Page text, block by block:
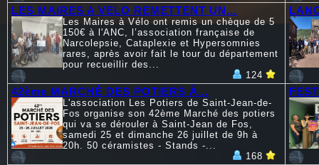
LES MAIRES A VELO REMETTENT UN...
Les Maires à Vélo ont remis un chèque de 5
150€ à l'ANC, l’association française de
Narcolepsie, Cataplexie et Hypersomnies
rares, après avoir fait le tour du département
pour recueillir des...
124
42ème MARCHÉ DES POTIERS À...
L'association Les Potiers de Saint-Jean-de-
Fos organise son 42ème Marché des potiers
qui va se dérouler à Saint-Jean de Fos,
samedi 25 et dimanche 26 juillet de 9h à
20h. 50 céramistes - Stands -...
168